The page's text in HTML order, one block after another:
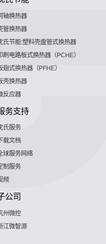
轴换热器
管换热器
氏节能:塑料壳盘管式换热器
刷电路板式换热器（PCHE）
翅式换热器（PFHE）
壳换热器
反应器
务支持
氏服务
下载文档
球服务网络
制服务
频
公司
州微控
江微智源